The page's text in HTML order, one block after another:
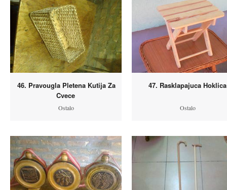
46. Pravougla Pletena Kutija Za
Cvece
Ostalo
47. Rasklapajuca Hoklica
Ostalo